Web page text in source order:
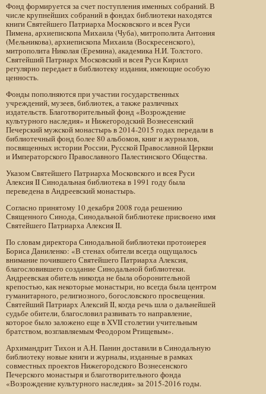
Фонд формируется за счет поступления именных собраний. В
числе крупнейших собраний в фондах библиотеки находятся
книги Святейшего Патриарха Московского и всея Руси
Пимена, архиепископа Михаила (Чуба), митрополита Антония
(Мельникова), архиепископа Михаила (Воскресенского),
митрополита Николая (Еремина), академика Н.И. Толстого.
Святейший Патриарх Московский и всея Руси Кирилл
регулярно передает в библиотеку издания, имеющие особую
ценность.
Фонды пополняются при участии государственных
учреждений, музеев, библиотек, а также различных
издательств. Благотворительный фонд «Возрождение
культурного наследия» и Нижегородский Вознесенский
Печерский мужской монастырь в 2014-2015 годах передали в
библиотечный фонд более 80 альбомов, книг и журналов,
посвященных истории России, Русской Православной Церкви
и Императорского Православного Палестинского Общества.
Указом Святейшего Патриарха Московского и всея Руси
Алексия II Синодальная библиотека в 1991 году была
переведена в Андреевский монастырь.
Согласно принятому 10 декабря 2008 года решению
Священного Синода, Синодальной библиотеке присвоено имя
Святейшего Патриарха Алексия II.
По словам директора Синодальной библиотеки протоиерея
Бориса Даниленко: «В стенах обители всегда ощущалось
внимание почившего Святейшего Патриарха Алексия,
благословившего создание Синодальной библиотеки.
Андреевская обитель никогда не была оборонительной
крепостью, как некоторые монастыри, но всегда была центром
гуманитарного, религиозного, богословского просвещения.
Святейший Патриарх Алексий II, когда речь шла о дальнейшей
судьбе обители, благословил развивать то направление,
которое было заложено еще в XVII столетии учительным
братством, возглавляемым Феодором Ртищевым».
Архимандрит Тихон и А.Н. Панин доставили в Синодальную
библиотеку новые книги и журналы, изданные в рамках
совместных проектов Нижегородского Вознесенского
Печерского монастыря и благотворительного фонда
«Возрождение культурного наследия» за 2015-2016 годы.